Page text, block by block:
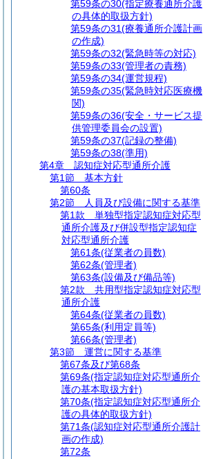
第59条の30(指定療養通所介護
の具体的取扱方針)
第59条の31(療養通所介護計画
の作成)
第59条の32(緊急時等の対応)
第59条の33(管理者の責務)
第59条の34(運営規程)
第59条の35(緊急時対応医療機
関)
第59条の36(安全・サービス提
供管理委員会の設置)
第59条の37(記録の整備)
第59条の38(準用)
第4章
認知症対応型通所介護
第1節
基本方針
第60条
第2節
人員及び設備に関する基準
第1款
単独型指定認知症対応型
通所介護及び併設型指定認知症
対応型通所介護
第61条(従業者の員数)
第62条(管理者)
第63条(設備及び備品等)
第2款
共用型指定認知症対応型
通所介護
第64条(従業者の員数)
第65条(利用定員等)
第66条(管理者)
第3節
運営に関する基準
第67条及び第68条
第69条(指定認知症対応型通所介
護の基本取扱方針)
第70条(指定認知症対応型通所介
護の具体的取扱方針)
第71条(認知症対応型通所介護計
画の作成)
第72条